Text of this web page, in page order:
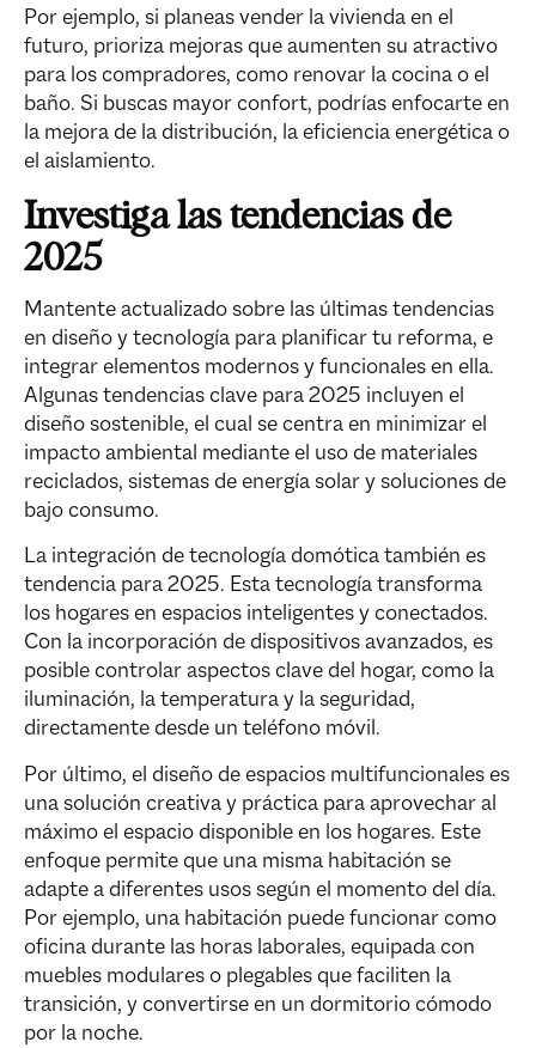
Por ejemplo, si planeas vender la vivienda en el
futuro, prioriza mejoras que aumenten su atractivo
para los compradores, como renovar la cocina o el
baño. Si buscas mayor confort, podrías enfocarte en
la mejora de la distribución, la eficiencia energética o
el aislamiento.
Investiga las tendencias de
2025
Mantente actualizado sobre las últimas tendencias
en diseño y tecnología para planificar tu reforma, e
integrar elementos modernos y funcionales en ella.
Algunas tendencias clave para 2025 incluyen el
diseño sostenible, el cual se centra en minimizar el
impacto ambiental mediante el uso de materiales
reciclados, sistemas de energía solar y soluciones de
bajo consumo.
La integración detecnología domóticatambién es
tendencia para 2025. Esta tecnología transforma
los hogares en espacios inteligentes y conectados.
Con la incorporación de dispositivos avanzados, es
posible controlar aspectos clave del hogar, como la
iluminación, la temperatura y la seguridad,
directamente desde un teléfono móvil.
Por último, el diseño de espacios multifuncionales es
una solución creativa y práctica para aprovechar al
máximo el espacio disponible en los hogares. Este
enfoque permite que una misma habitación se
adapte a diferentes usos según el momento del día.
Por ejemplo, una habitación puede funcionar como
oficina durante las horas laborales, equipada con
muebles modulares o plegables que faciliten la
transición, y convertirse en un dormitorio cómodo
por la noche.